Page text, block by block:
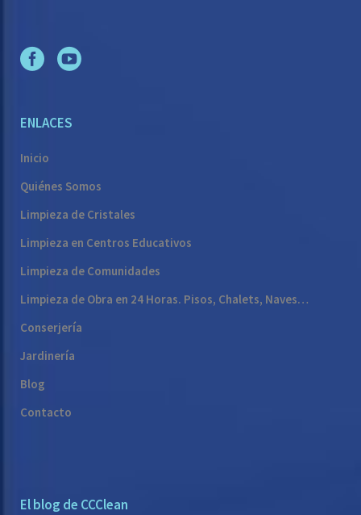
ENLACES
Inicio
Quiénes Somos
Limpieza de Cristales
Limpieza en Centros Educativos
Limpieza de Comunidades
Limpieza de Obra en 24 Horas. Pisos, Chalets, Naves…
Conserjería
Jardinería
Blog
Contacto
El blog de CCClean